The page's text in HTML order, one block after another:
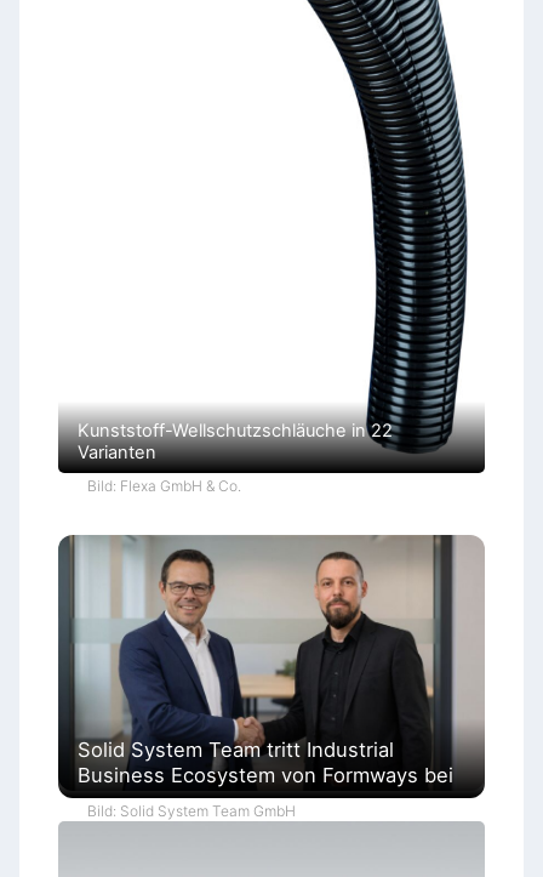
Kunststoff-Wellschutzschläuche in 22
Varianten
Bild: Flexa GmbH & Co.
Solid System Team tritt Industrial
Business Ecosystem von Formways bei
Bild: Solid System Team GmbH